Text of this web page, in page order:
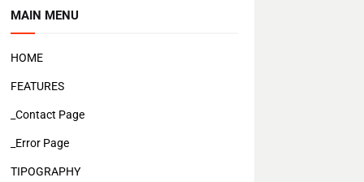
MAIN MENU
HOME
FEATURES
_Contact Page
_Error Page
TIPOGRAPHY